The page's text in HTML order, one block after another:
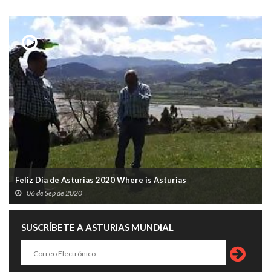
Feliz Día de Asturias 2020 Where is Asturias
06 de Sep de 2020
SUSCRÍBETE A ASTURIAS MUNDIAL